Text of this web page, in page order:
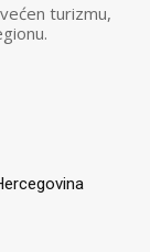
turizmu,